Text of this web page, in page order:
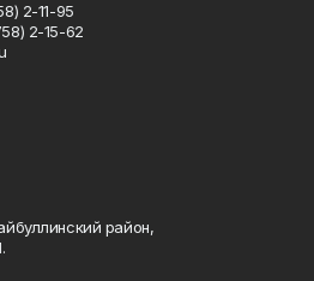
2-11-95
2-15-62
район,